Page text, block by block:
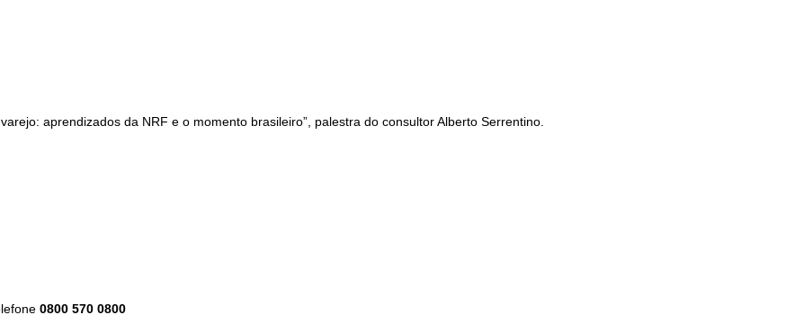
aprendizados da NRF e o momento brasileiro”, palestra do consultor Alberto Serrentino.
0800 570 0800